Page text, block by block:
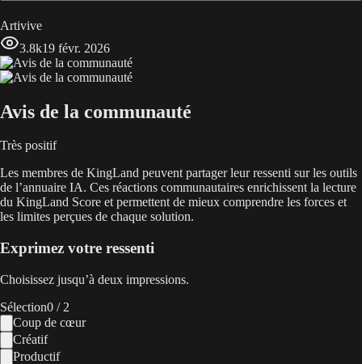
Artivive
3.8k19 févr. 2026
Avis de la communauté
Très positif
Les membres de KingLand peuvent partager leur ressenti sur les outils
de l’annuaire IA. Ces réactions communautaires enrichissent la lecture
du KingLand Score et permettent de mieux comprendre les forces et
les limites perçues de chaque solution.
Exprimez votre ressenti
Choisissez jusqu’à deux impressions.
Sélection0 / 2
Coup de cœur
Créatif
Productif